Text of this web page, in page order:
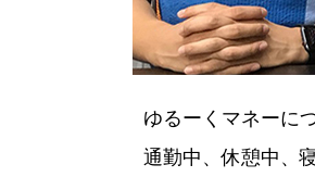
ゆるーくマネーに
通勤中、休憩中、